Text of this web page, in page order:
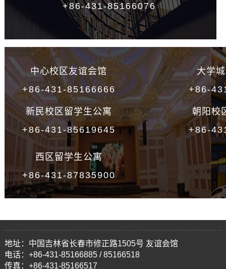
+86-431-85166076
中心校区友谊会馆
+86-431-85166666
大学
+86-
新民校区留学生公寓
+86-431-85619645
朝阳校
+86-
西区留学生公寓
+86-431-87835900
地址：中国吉林省长春市修正路1505号 友谊会馆
电话：+86-431-85166885 / 85166518
传真：+86-431-85166517